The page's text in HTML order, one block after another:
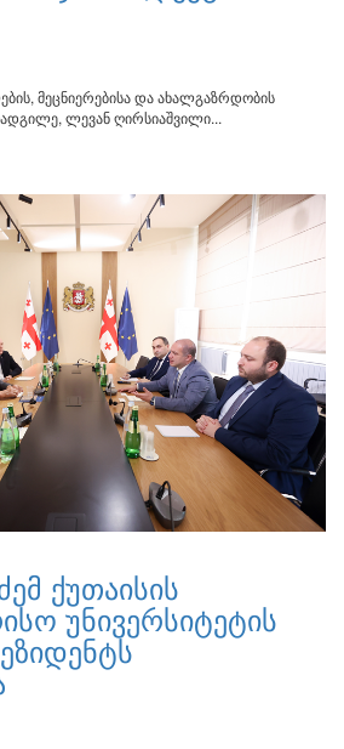
მეცნიერებისა და ახალგაზრდობის
ლევან ღირსიაშვილი...
ქუთაისის
უნივერსიტეტის